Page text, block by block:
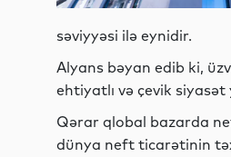
səviyyəsi ilə eynidir.
Alyans bəyan edib ki,
ehtiyatlı və çevik
Qərar qlobal bazarda
dünya neft ticarətinin